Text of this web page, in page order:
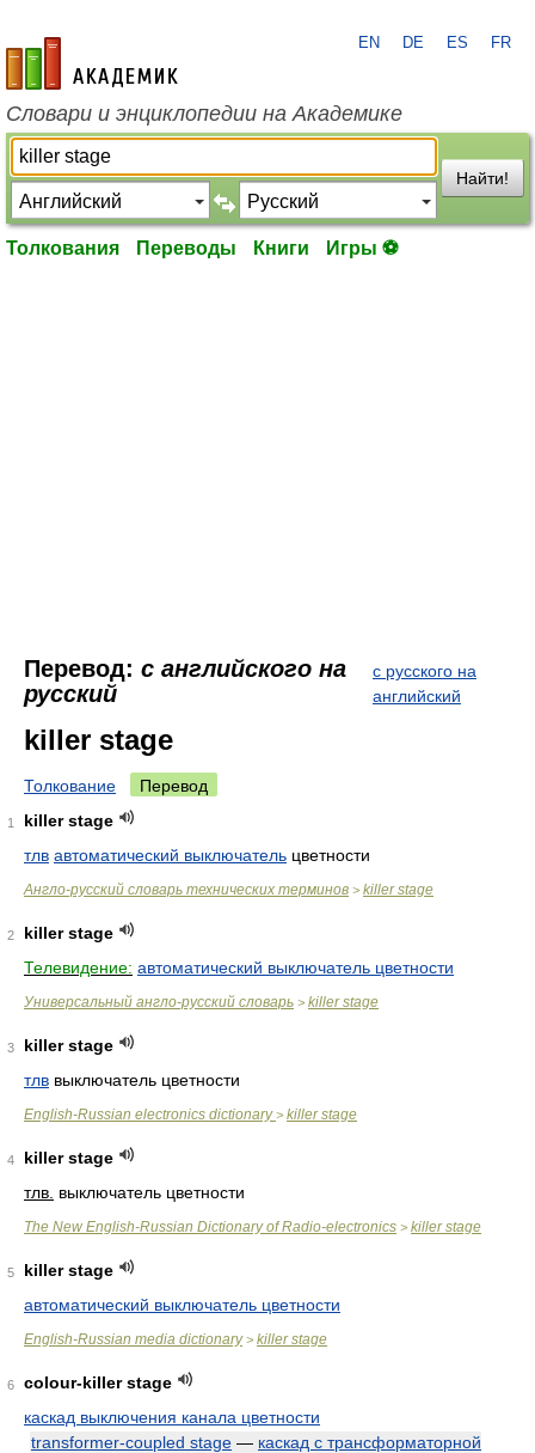
academic.ru
EN DE ES FR
Словари и энциклопедии на Академике
Найти!
Толкования Переводы Книги Игры ⚽
Перевод: с английского на
русский
с русского на
английский
killer stage
Толкование Перевод
1
killer stage
тлв автоматический выключатель цветности
Англо-русский словарь технических терминов > killer stage
2
killer stage
Телевидение: автоматический выключатель цветности
Универсальный англо-русский словарь > killer stage
3
killer stage
тлв выключатель цветности
English-Russian electronics dictionary> killer stage
4
killer stage
тлв. выключатель цветности
The New English-Russian Dictionary of Radio-electronics > killer stage
5
killer stage
автоматический выключатель цветности
English-Russian media dictionary> killer stage
6
colour-killer stage
каскад выключения канала цветности
transformer-coupled stage — каскад с трансформаторной